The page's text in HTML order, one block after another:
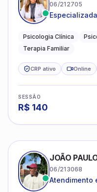
06/212705
famílias
Psicologia Clínica
Terapia Familiar
CRP ativo Online
SESSÃO
R$ 140
JOÃO
06/213068
Atendimento